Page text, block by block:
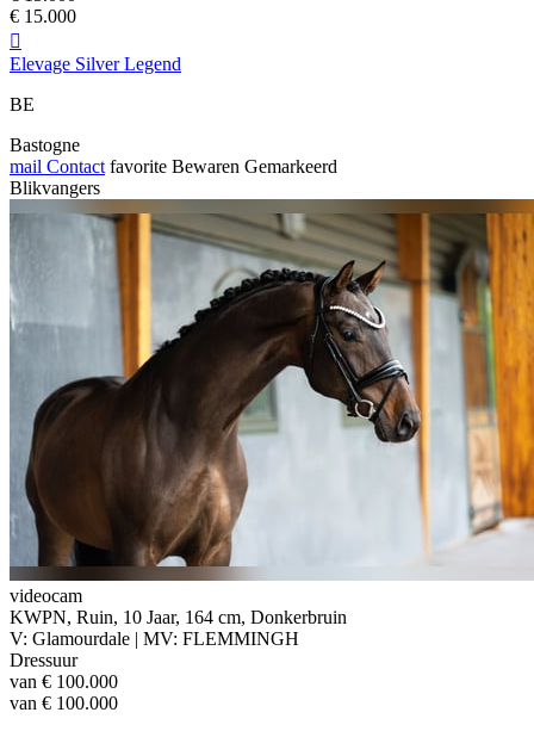
€ 15.000

Elevage Silver Legend
BE
Bastogne
mail Contact favorite Bewaren Gemarkeerd
Blikvangers
videocam
KWPN, Ruin, 10 Jaar, 164 cm, Donkerbruin
V: Glamourdale | MV: FLEMMINGH
Dressuur
van € 100.000
van € 100.000